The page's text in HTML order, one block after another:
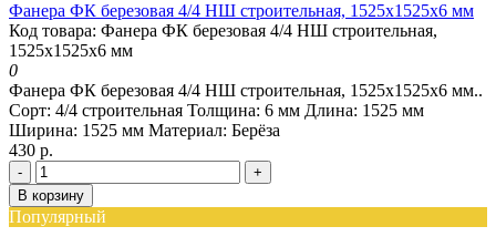
Фанера ФК березовая 4/4 НШ строительная, 1525х1525х6 мм
Код товара: Фанера ФК березовая 4/4 НШ строительная,
1525х1525х6 мм
0
Фанера ФК березовая 4/4 НШ строительная, 1525х1525х6 мм..
Сорт: 4/4 строительная Толщина: 6 мм Длина: 1525 мм
Ширина: 1525 мм Материал: Берёза
430 р.
-
+
В корзину
Популярный